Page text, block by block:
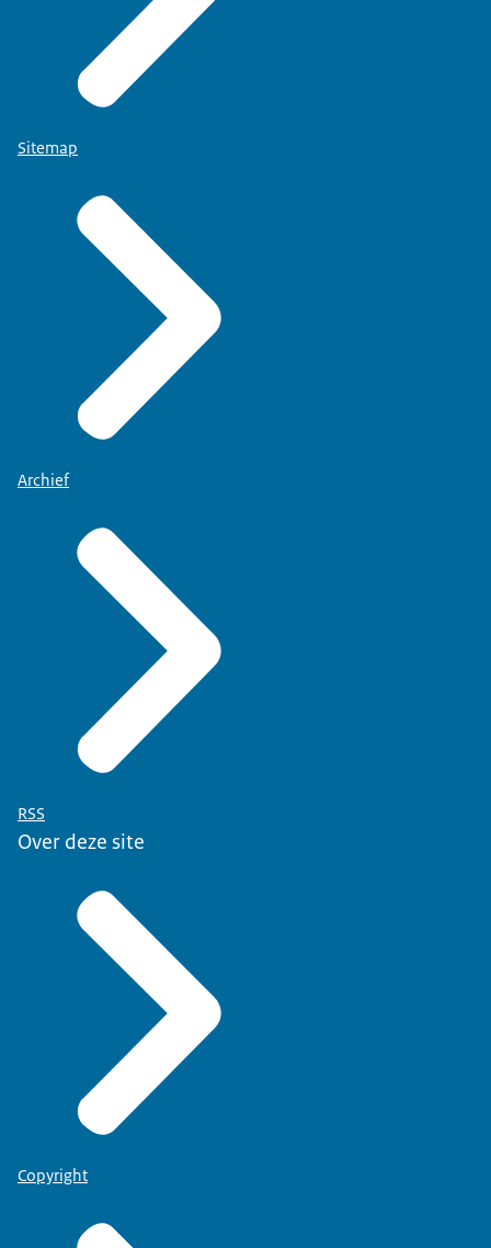
Sitemap
Archief
RSS
Over deze site
Copyright